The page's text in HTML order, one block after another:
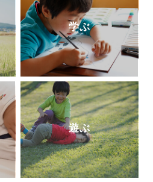
どお相撲ことば』（ベースボー
ジン社）。NHKの人気番組『チコ
叱られる』にも、日本語のエキス
して登場。新刊の『やっぱり悩ま
辞典』（時事通信社）が好評発売
学ぶ
遊ぶ